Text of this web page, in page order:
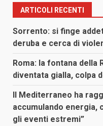
ARTICOLI RECENTI
Sorrento: si finge
deruba e cerca di
Roma: la fontana della
diventata gialla, colpa
Il Mediterraneo ha
accumulando energia,
gli eventi estremi”